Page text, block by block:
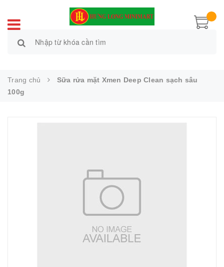
Trang chủ
Sữa rửa mặt Xmen Deep Clean sạch sâu
100g